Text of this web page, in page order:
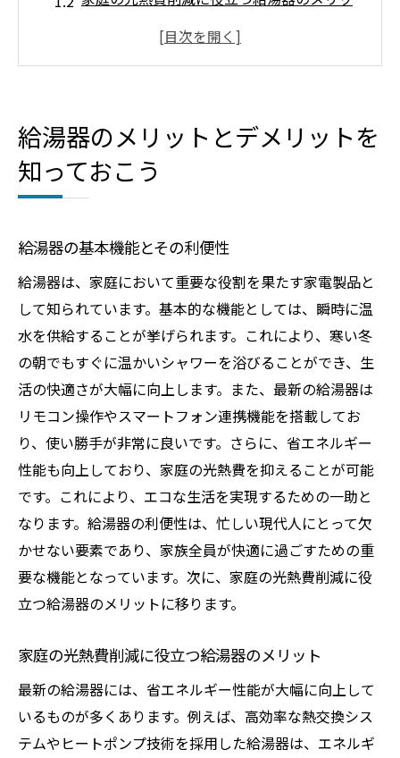
給湯器の維持費用とランニングコスト
給湯器がもたらす快適な生活とその裏側
給湯器の便利な機能とその活用方法
給湯器の寿命と交換タイミング
給湯器の設置場所と安全管理
給湯器のメンテナンス方法とその重要性
エネルギー効率向上！最新技術を搭載した給湯
器の魅力
最新の給湯器技術とその特徴
省エネ性能が高い給湯器の選び方
給湯器のエネルギー効率向上に貢献する技
術
スマート給湯器のリモート操作機能
給湯器のヒートポンプ技術とは？
性
給湯器を選ぶ上での重要ポイントとは？
適切な給湯器の選び方の基礎知識
家庭のニーズに合った給湯器の選定方法
給湯器のメリットとデメリットを
知っておこう
給湯器の基本機能とその利便性
給湯器は、家庭において重要な役割を果たす家電製品と
して知られています。基本的な機能としては、瞬時に温
水を供給することが挙げられます。これにより、寒い冬
の朝でもすぐに温かいシャワーを浴びることができ、生
活の快適さが大幅に向上します。また、最新の給湯器は
リモコン操作やスマートフォン連携機能を搭載してお
り、使い勝手が非常に良いです。さらに、省エネルギー
性能も向上しており、家庭の光熱費を抑えることが可能
です。これにより、エコな生活を実現するための一助と
なります。給湯器の利便性は、忙しい現代人にとって欠
かせない要素であり、家族全員が快適に過ごすための重
要な機能となっています。次に、家庭の光熱費削減に役
立つ給湯器のメリットに移ります。
家庭の光熱費削減に役立つ給湯器のメリット
最新の給湯器には、省エネルギー性能が大幅に向上して
いるものが多くあります。例えば、高効率な熱交換シス
テムやヒートポンプ技術を採用した給湯器は、エネルギ